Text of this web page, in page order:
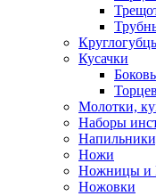
Кусачки
Молотки,
Наборы
Ножи
Ножницы и
Ножовки